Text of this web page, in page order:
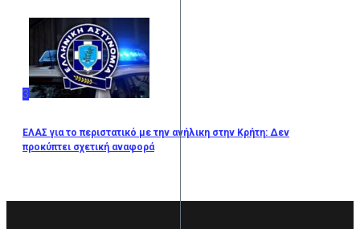
3
ΕΛΑΣ για το περιστατικό με την ανήλικη στην Κρήτη: Δεν
προκύπτει σχετική αναφορά